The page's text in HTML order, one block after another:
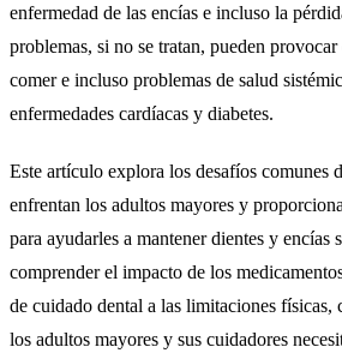
enfermedad de las encías e incluso la
problemas, si no se tratan, pueden
comer e incluso problemas de salud
enfermedades cardíacas y diabetes.
Este artículo explora los desafíos comunes
enfrentan los adultos mayores y
para ayudarles a mantener dientes y encías
comprender el impacto de los
de cuidado dental a las limitaciones físicas,
los adultos mayores y sus cuidadores